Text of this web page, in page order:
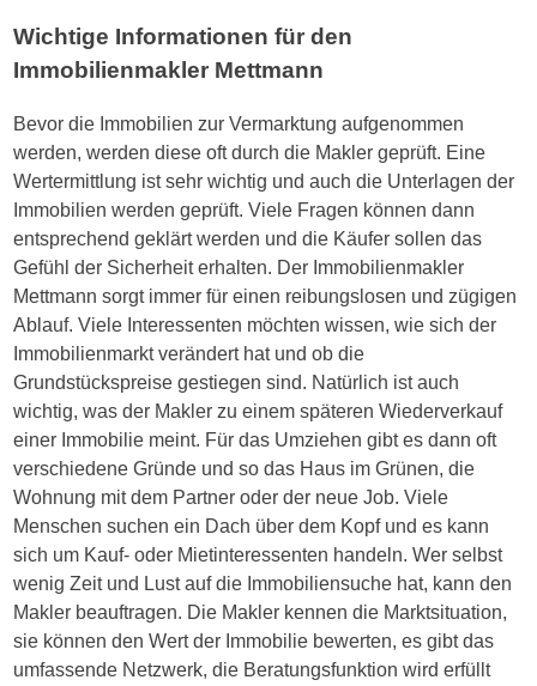
Wichtige Informationen für den
Immobilienmakler Mettmann
Bevor die Immobilien zur Vermarktung aufgenommen
werden, werden diese oft durch die Makler geprüft. Eine
Wertermittlung ist sehr wichtig und auch die Unterlagen der
Immobilien werden geprüft. Viele Fragen können dann
entsprechend geklärt werden und die Käufer sollen das
Gefühl der Sicherheit erhalten. Der Immobilienmakler
Mettmann sorgt immer für einen reibungslosen und zügigen
Ablauf. Viele Interessenten möchten wissen, wie sich der
Immobilienmarkt verändert hat und ob die
Grundstückspreise gestiegen sind. Natürlich ist auch
wichtig, was der Makler zu einem späteren Wiederverkauf
einer Immobilie meint. Für das Umziehen gibt es dann oft
verschiedene Gründe und so das Haus im Grünen, die
Wohnung mit dem Partner oder der neue Job. Viele
Menschen suchen ein Dach über dem Kopf und es kann
sich um Kauf- oder Mietinteressenten handeln. Wer selbst
wenig Zeit und Lust auf die Immobiliensuche hat, kann den
Makler beauftragen. Die Makler kennen die Marktsituation,
sie können den Wert der Immobilie bewerten, es gibt das
umfassende Netzwerk, die Beratungsfunktion wird erfüllt